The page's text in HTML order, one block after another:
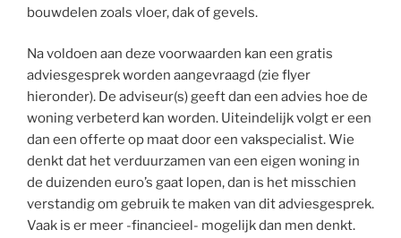
bouwdelen zoals vloer, dak of gevels.
Na voldoen aan deze voorwaarden kan een gratis
adviesgesprek worden aangevraagd (zie flyer
hieronder). De adviseur(s) geeft dan een advies hoe de
woning verbeterd kan worden. Uiteindelijk volgt er een
dan een offerte op maat door een vakspecialist. Wie
denkt dat het verduurzamen van een eigen woning in
de duizenden euro’s gaat lopen, dan is het misschien
verstandig om gebruik te maken van dit adviesgesprek.
Vaak is er meer -financieel- mogelijk dan men denkt.